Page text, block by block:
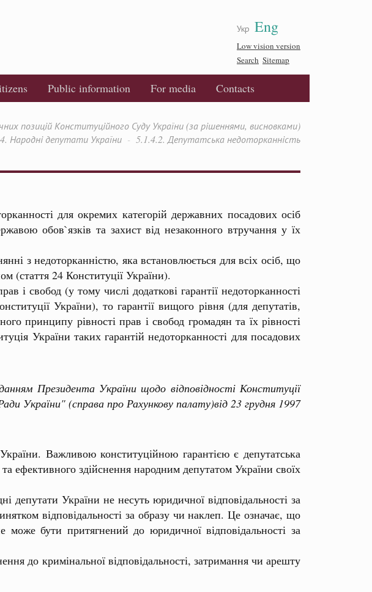
Укр Eng
Low vision version
Search Sitemap
Public information For media Contacts
позицій Конституційного Суду України (за рішеннями, висновками)
Народні депутати України 5.1.4.2. Депутатська недоторканність
для окремих категорій державних посадових осіб
обов`язків та захист від незаконного втручання у їх
з недоторканністю, яка встановлюється для всіх осіб, що
(стаття 24 Конституції України).
свобод (у тому числі додаткові гарантії недоторканності
України), то гарантії вищого рівня (для депутатів,
принципу рівності прав і свобод громадян та їх рівності
України таких гарантій недоторканності для посадових
Президента України щодо відповідності Конституції
України" (справа про Рахункову палату)від 23 грудня 1997
Важливою конституційною гарантією є депутатська
ефективного здійснення народним депутатом України своїх
України не несуть юридичної відповідальності за
відповідальності за образу чи наклеп. Це означає, що
бути притягнений до юридичної відповідальності за
до кримінальної відповідальності, затримання чи арешту